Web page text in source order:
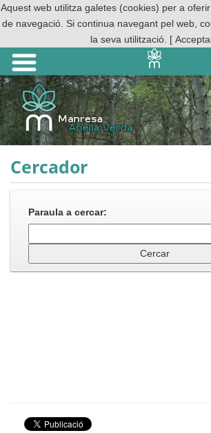
Aquest web utilitza galetes (cookies) per a
de navegació. Si continua navegant pel web,
la seva utilització. [
Cercador
Paraula a cercar: